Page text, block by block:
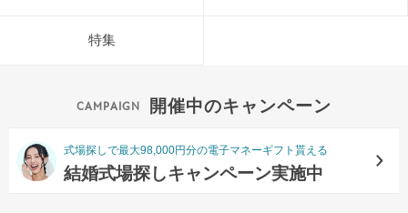
特集
開催中のキャンペーン
式場探しで最大98,000円分の電子マネーギフト貰える
結婚式場探しキャンペーン実施中